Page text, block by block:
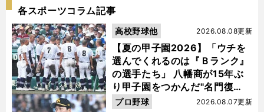
各スポーツコラム記事
【夏の甲子園2026】「ウチを
選んでくれるのは『Ｂランク』
の選手たち」 八幡商が15年ぶ
り甲子園をつかんだ"名門復
活"の舞台裏
2026.08.08更新
高校野球他
2026.08.07更新
プロ野球